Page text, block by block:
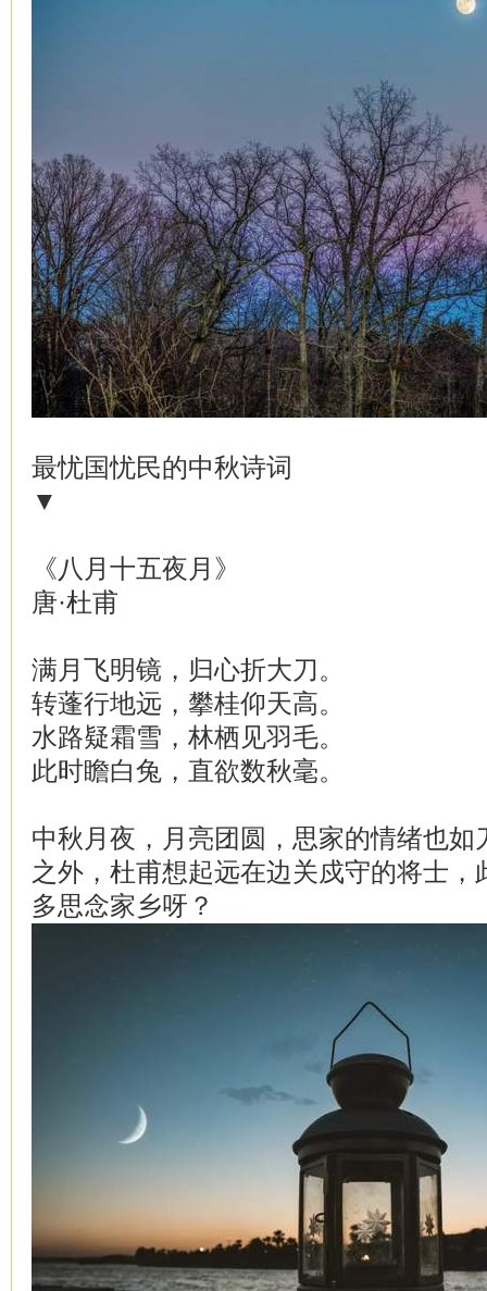
最忧国忧民的中秋诗词
▼
《八月十五夜月》
唐·杜甫
满月飞明镜，归心折大刀。
转蓬行地远，攀桂仰天高。
水路疑霜雪，林栖见羽毛。
此时瞻白兔，直欲数秋毫。
中秋月夜，月亮团圆，思家的情绪也
之外，杜甫想起远在边关戍守的将士
多思念家乡呀？